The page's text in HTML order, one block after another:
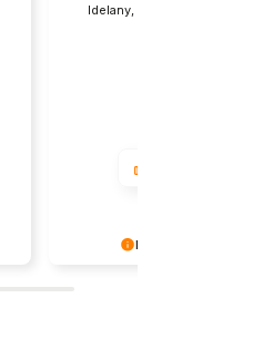
Komentarz sklepu
Idelany, piekny, dokłądnie